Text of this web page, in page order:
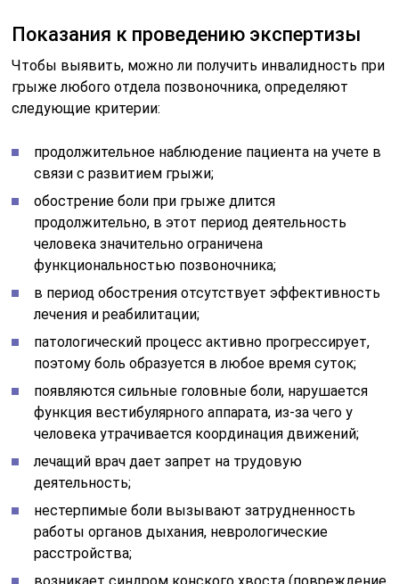
Показания к проведению экспертизы
Чтобы выявить, можно ли получить инвалидность при
грыже любого отдела позвоночника, определяют
следующие критерии:
продолжительное наблюдение пациента на учете в
связи с развитием грыжи;
обострение боли при грыже длится
продолжительно, в этот период деятельность
человека значительно ограничена
функциональностью позвоночника;
в период обострения отсутствует эффективность
лечения и реабилитации;
патологический процесс активно прогрессирует,
поэтому боль образуется в любое время суток;
появляются сильные головные боли, нарушается
функция вестибулярного аппарата, из-за чего у
человека утрачивается координация движений;
лечащий врач дает запрет на трудовую
деятельность;
нестерпимые боли вызывают затрудненность
работы органов дыхания, неврологические
расстройства;